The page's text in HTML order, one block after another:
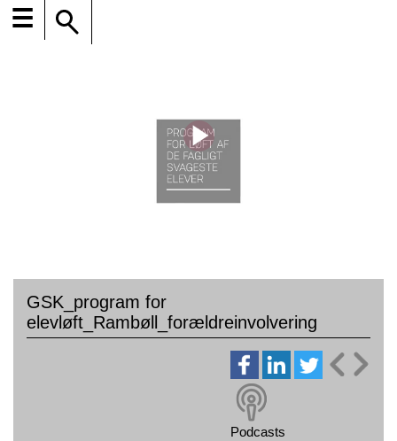
☰
GSK_program for
elevløft_Rambøll_forældreinvolvering
Podcasts